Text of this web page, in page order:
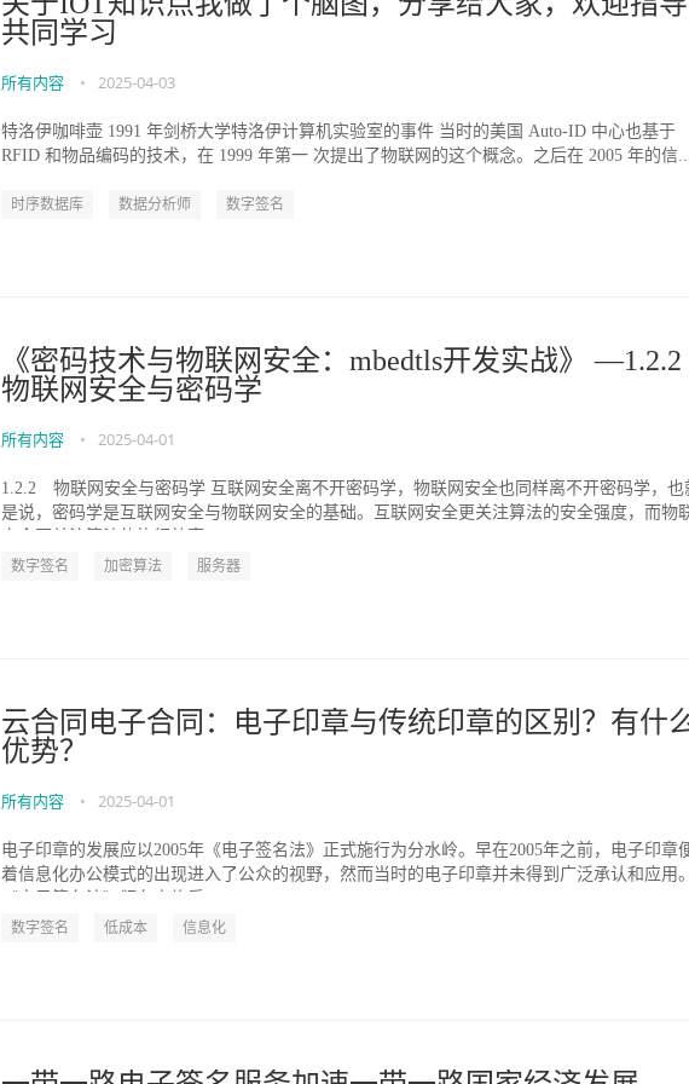
共同学习
所有内容 • 2025-04-03
特洛伊咖啡壶 1991 年剑桥大学特洛伊计算机实验室的事件 当时的美国 Auto-ID 中心也基于
RFID 和物品编码的技术，在 1999 年第一 次提出了物联网的这个概念。之后在 2005 年的信
时序数据库 数据分析师 数字签名
《密码技术与物联网安全：mbedtls开发实战》
物联网安全与密码学
所有内容 • 2025-04-01
1.2.2 物联网安全与密码学 互联网安全离不开密码学，物联网安全也同样离不开密码学，也
是说，密码学是互联网安全与物联网安全的基础。互联网安全更关注算法的安全强度，而物
数字签名 加密算法 服务器
云合同电子合同：电子印章与传统印章的区别？有什
优势？
所有内容 • 2025-04-01
电子印章的发展应以2005年《电子签名法》正式施行为分水岭。早在2005年之前，电子印章
着信息化办公模式的出现进入了公众的视野，然而当时的电子印章并未得到广泛承认和应用
数字签名 低成本 信息化